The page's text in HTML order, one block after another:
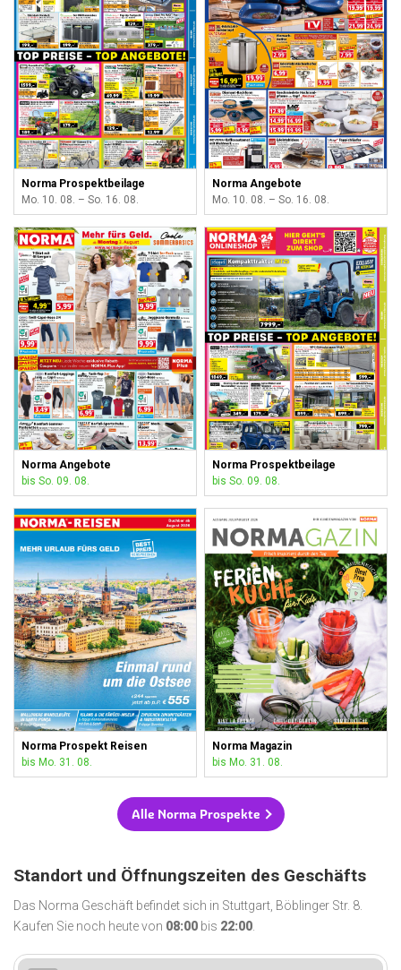
Norma Prospektbeilage
Mo. 10. 08. – So. 16. 08.
Norma Angebote
Mo. 10. 08. – So. 16. 08.
Norma Angebote
bis So. 09. 08.
Norma Prospektbeilage
bis So. 09. 08.
Norma Prospekt Reisen
bis Mo. 31. 08.
Norma Magazin
bis Mo. 31. 08.
Alle Norma Prospekte
Standort und Öffnungszeiten des Geschäfts
Das Norma Geschäft befindet sich in Stuttgart, Böblinger Str. 8.
Kaufen Sie noch heute von 08:00 bis 22:00